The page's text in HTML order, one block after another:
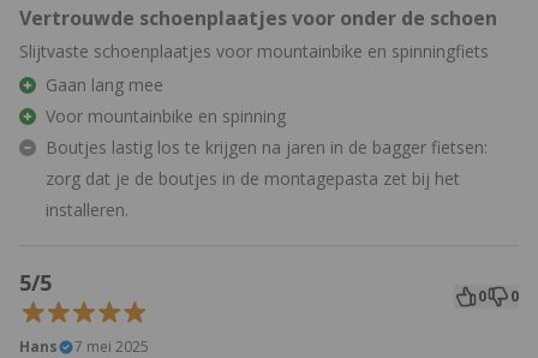
Vertrouwde schoenplaatjes voor onder de schoen
Slijtvaste schoenplaatjes voor mountainbike en spinningfiets
Gaan lang mee
Voor mountainbike en spinning
Boutjes lastig los te krijgen na jaren in de bagger fietsen:
zorg dat je de boutjes in de montagepasta zet bij het
installeren.
5/5 0 0
Hans 7 mei 2025